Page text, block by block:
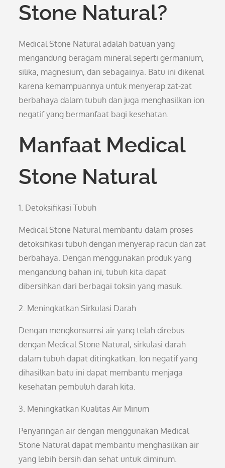
Stone Natural?
Medical Stone Natural adalah batuan yang
mengandung beragam mineral seperti germanium,
silika, magnesium, dan sebagainya. Batu ini dikenal
karena kemampuannya untuk menyerap zat-zat
berbahaya dalam tubuh dan juga menghasilkan ion
negatif yang bermanfaat bagi kesehatan.
Manfaat Medical
Stone Natural
1. Detoksifikasi Tubuh
Medical Stone Natural membantu dalam proses
detoksifikasi tubuh dengan menyerap racun dan zat
berbahaya. Dengan menggunakan produk yang
mengandung bahan ini, tubuh kita dapat
dibersihkan dari berbagai toksin yang masuk.
2. Meningkatkan Sirkulasi Darah
Dengan mengkonsumsi air yang telah direbus
dengan Medical Stone Natural, sirkulasi darah
dalam tubuh dapat ditingkatkan. Ion negatif yang
dihasilkan batu ini dapat membantu menjaga
kesehatan pembuluh darah kita.
3. Meningkatkan Kualitas Air Minum
Penyaringan air dengan menggunakan Medical
Stone Natural dapat membantu menghasilkan air
yang lebih bersih dan sehat untuk diminum.